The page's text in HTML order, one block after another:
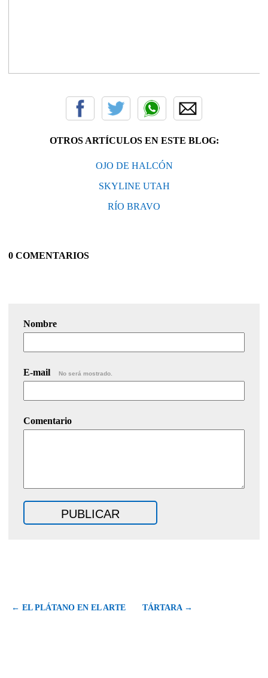
OTROS ARTÍCULOS EN ESTE BLOG:
OJO DE HALCÓN
SKYLINE UTAH
RÍO BRAVO
0 COMENTARIOS
Nombre
E-mail No será mostrado.
Comentario
← EL PLÁTANO EN EL ARTE TÁRTARA →